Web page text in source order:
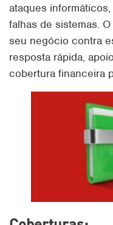
ataques
falhas de sistemas. O
seu negócio contra
resposta rápida,
cobertura financeira